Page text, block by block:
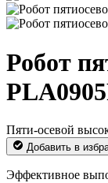
Робот
Пяти-осевой
Добавить в
Эффективное